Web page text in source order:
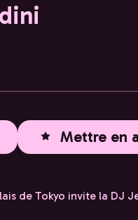
Mettre en
de Tokyo invite la DJ